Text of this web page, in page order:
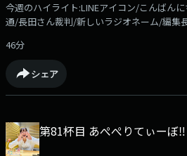
国」の「マックスの理想のシチュエーショ
里がそれに刺激され、ケニア欲を高めてい
ア」でお願いします
今週のハイライト:LINEアイコン/こんばん
通/長田さん裁判/新しいラジオネーム/編集
コーナーは「ほかほかSunday」！radikoア
だけます！https://radiko.jp/podcast/
aa4d-351d239da28b?share=1コーナーメ
す！shiori@allnightnippon.comまで！Xで
●ほかほかSunday「エンタメ情報に関する
藤栞里がそれに答えながら、ほかほかのご
「ほかさん」でお願いします。●ケニア！
46分
シェア
第81杯目 あぺぺりてぃーぼ‼